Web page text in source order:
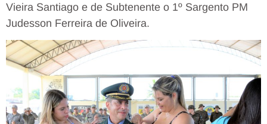
Vieira Santiago e de Subtenente o 1º Sargento PM
Judesson Ferreira de Oliveira.